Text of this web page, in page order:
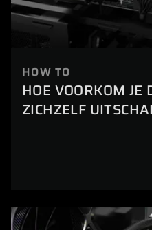
HOW TO
HOE VOORKOM JE
ZICHZELF